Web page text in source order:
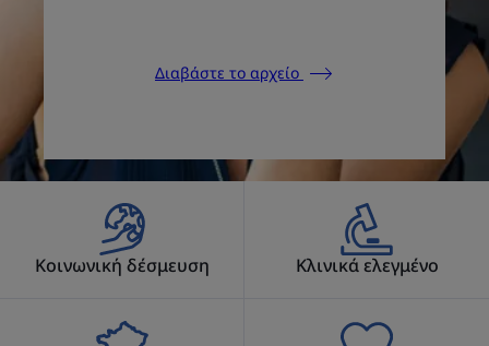
Διαβάστε το αρχείο
Κοινωνική δέσμευση Κλινικά ελεγμένο